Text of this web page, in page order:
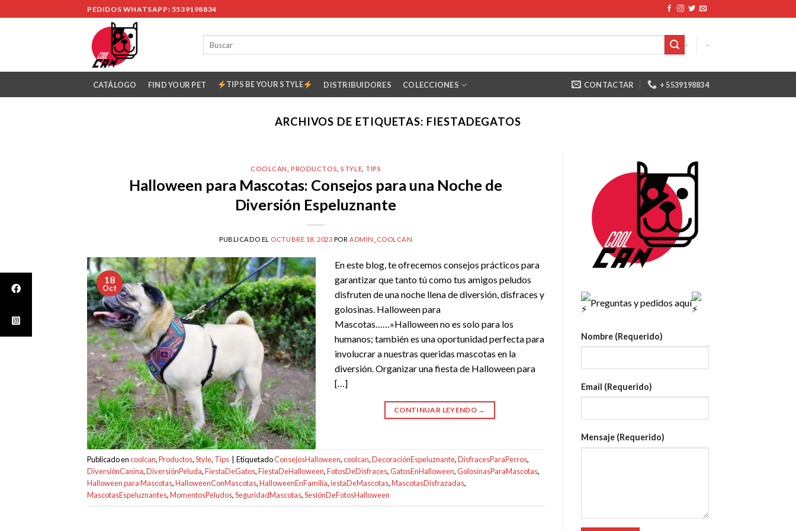
to
PEDIDOS WHATSAPP: 5539198834
- -
CATÁLOGO FIND YOUR PET TIPS BE YOUR STYLE DISTRIBUIDORES COLECCIONES CONTACTAR + 5539198834
ARCHIVOS DE ETIQUETAS: FIESTADEGATOS
COOLCAN ,PRODUCTOS ,STYLE TIPS
Halloween para Mascotas: Consejos para una Noche de
Diversión Espeluznante
PUBLICADO EL OCTUBRE 18, 2023 PORADMIN_COOLCAN
18
Oct
En este blog, te ofrecemos consejos prácticos para
garantizar que tanto tú como tus amigos peludos
disfruten de una noche llena de diversión, disfraces y
golosinas. Halloween para
Mascotas……»Halloween no es solo para los
humanos; también es una oportunidad perfecta para
involucrar a nuestras queridas mascotas en la
diversión. Organizar una fiesta de Halloween para
[…]
CONTINUAR LEYENDO →
Publicado encoolcan,Productos,Style, Tips EtiquetadoConsejosHalloween,coolcan,DecoraciónEspeluznante,DisfracesParaPerros,
DiversiónCanina,DiversiónPeluda,FiestaDeGatos,FiestaDeHalloween,FotosDeDisfraces,GatosEnHalloween,GolosinasParaMascotas,
Halloween para Mascotas,HalloweenConMascotas,HalloweenEnFamilia,iestaDeMascotas,MascotasDisfrazadas,
MascotasEspeluznantes,MomentosPeludos,SeguridadMascotas,SesiónDeFotosHalloween
Preguntas y pedidos aquí
Nombre (Requerido)
Email (Requerido)
Mensaje (Requerido)